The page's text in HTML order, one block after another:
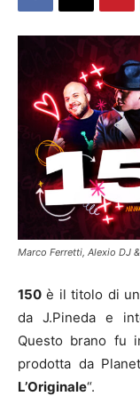
Marco Ferretti, Alexio DJ
150 è il titolo di
da J.Pineda e
Questo brano fu
prodotta da
L’Originale“.